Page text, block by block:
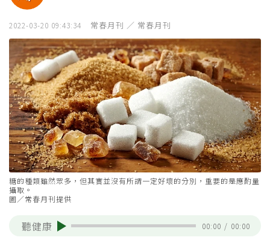
2022-03-20 09:43:34 常春月刊 ／ 常春月刊
糖的種類雖然眾多，但其實並沒有所謂一定好壞的分別，重要的是應酌量
攝取。
圖／常春月刊提供
聽健康 00:00 / 00:00